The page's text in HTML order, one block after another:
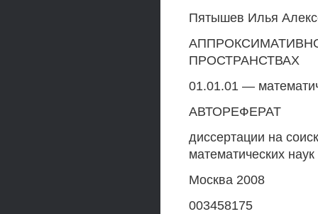
Пятышев Илья
ПРОСТРАНСТВАХ
01.01.01 —
АВТОРЕФЕРАТ
диссертации на
математических наук
Москва 2008
003458175